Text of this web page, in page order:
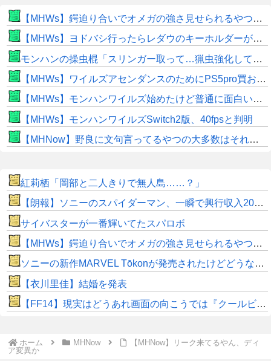
【MHWs】鍔迫り合いでオメガの強さ見せられるやつ一番すき
【MHWs】ヨドバシ行ったらレダウのキーホルダーが100円で売ってて草
モンハンの操虫棍「スリンガー取って…猟虫強化して…エキス取って… よし、戦うぞ」←これ
【MHWs】ワイルズアセンダンスのためにPS5pro買おうとしたら転売価格ばかりじゃねーか
【MHWs】モンハンワイルズ始めたけど普通に面白いじゃん
【MHWs】モンハンワイルズSwitch2版、40fpsと判明
【MHNow】野良に文句言ってるやつの大多数はそれしてないだけの雑魚だから聞く耳持つだけムダよ
紅莉栖「岡部と二人きりで無人島……？」
【朗報】ソニーのスパイダーマン、一瞬で興行収入2000億円突破…アニメ漫画が世界一人気とはなんだったのか
サイバスターが一番輝いてたスパロボ
【MHWs】鍔迫り合いでオメガの強さ見せられるやつ一番すき
ソニーの新作MARVEL Tōkonが発売されたけどどうなん？
【衣川里佳】結婚を発表
【FF14】現実はどうあれ画面の向こうでは『クールビューティーなお姉さん』になれる！これがネトゲの醍醐味だよな【リムサ放置】
ホーム MHNow
【MHNow】リーク来てるやん、ディ
ア変異か